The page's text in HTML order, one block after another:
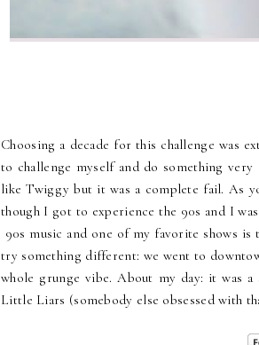
Choosing a decade for this challenge was
to challenge myself and do something
like Twiggy but it was a complete fail. As
though I got to experience the 90s and I
90s music and one of my favorite shows
try something different: we went to
whole grunge vibe. About my day: it was
Little Liars (somebody else obsessed with